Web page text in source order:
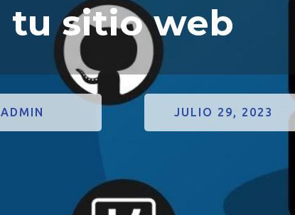
tu sitio web
ADMIN JULIO 29, 2023